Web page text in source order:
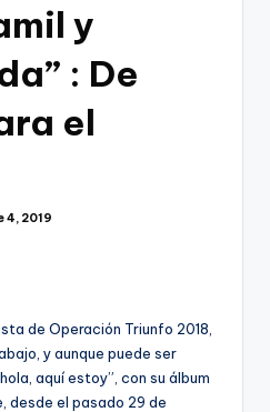
y
: De
el
4, 2019
de Operación Triunfo 2018,
y aunque puede ser
aquí estoy”, con su álbum
desde el pasado 29 de